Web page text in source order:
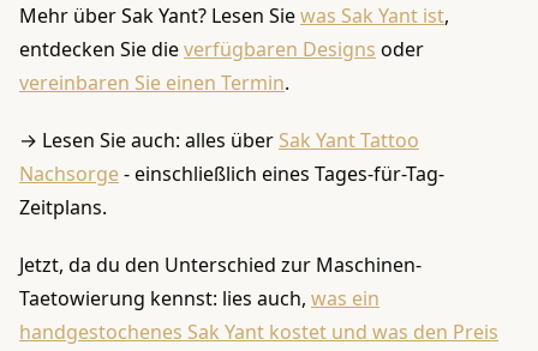
Mehr über Sak Yant? Lesen Siewas Sak Yant ist,
entdecken Sie dieverfügbaren Designs oder
vereinbaren Sie einen Termin.
→ Lesen Sie auch: alles über Sak Yant Tattoo
Nachsorge- einschließlich eines Tages-für-Tag-
Zeitplans.
Jetzt, da du den Unterschied zur Maschinen-
Taetowierung kennst: lies auch, was ein
handgestochenes Sak Yant kostet und was den Preis